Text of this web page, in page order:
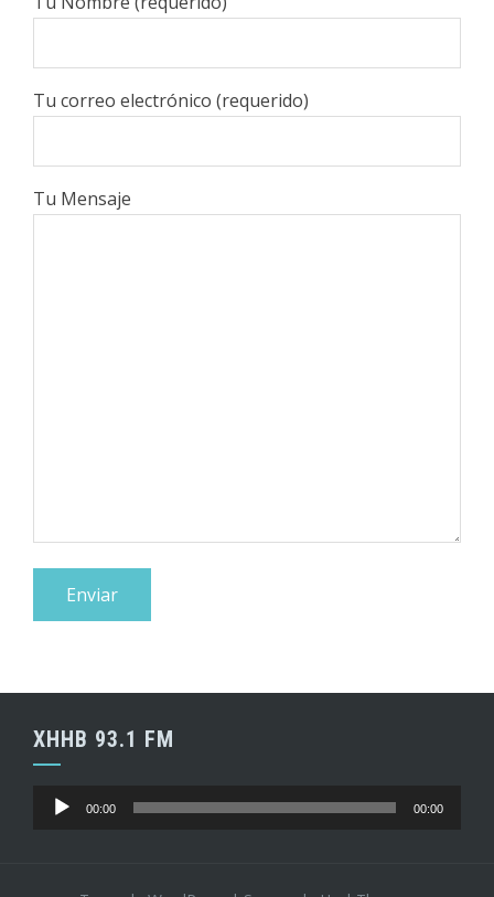
Tu correo electrónico (requerido)
Tu Mensaje
XHHB 93.1 FM
Reproductor
00:00 00:00